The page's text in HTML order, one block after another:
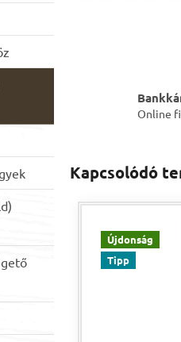
Online
Kapcsolódó
Újdonság
Tipp